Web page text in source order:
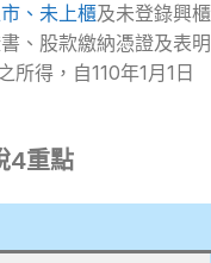
、未上櫃及未登錄興櫃
、股款繳納憑證及表明
得，自110年1月1日
4重點